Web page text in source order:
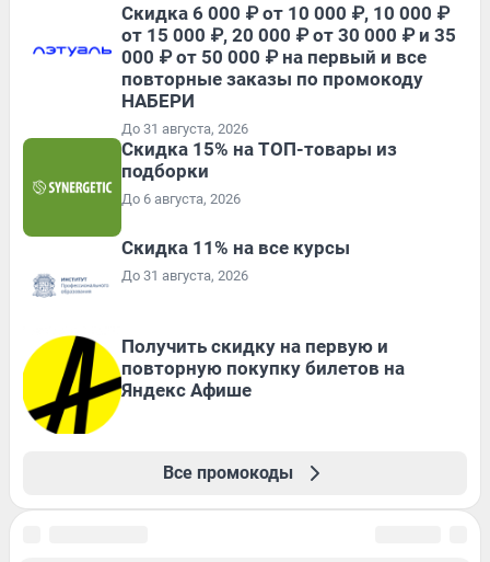
Скидка 6 000 ₽ от 10 000 ₽, 10 000 ₽
от 15 000 ₽, 20 000 ₽ от 30 000 ₽ и 35
000 ₽ от 50 000 ₽ на первый и все
повторные заказы по промокоду
НАБЕРИ
До 31 августа, 2026
Скидка 15% на ТОП-товары из
подборки
До 6 августа, 2026
Скидка 11% на все курсы
До 31 августа, 2026
Получить скидку на первую и
повторную покупку билетов на
Яндекс Афише
Все промокоды